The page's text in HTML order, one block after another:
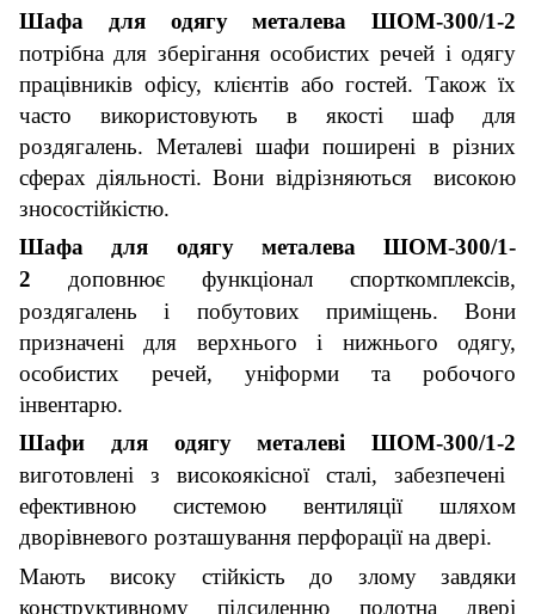
Шафа для одягу металева ШОМ-300/1-2
потрібна для зберігання особистих речей і одягу
працівників офісу, клієнтів або гостей. Також їх
часто використовують в якості шаф для
роздягалень. Металеві шафи поширені в різних
сферах діяльності. Вони відрізняються високою
зносостійкістю.
Шафа для одягу металева ШОМ-300/1-
2 доповнює функціонал спорткомплексів,
роздягалень і побутових приміщень. Вони
призначені для верхнього і нижнього одягу,
особистих речей, уніформи та робочого
інвентарю.
Шафи для одягу металеві ШОМ-300/1-2
виготовлені з високоякісної сталі, забезпечені
ефективною системою вентиляції шляхом
дворівневого розташування перфорації на двері.
Мають високу стійкість до злому завдяки
конструктивному підсиленню полотна двері